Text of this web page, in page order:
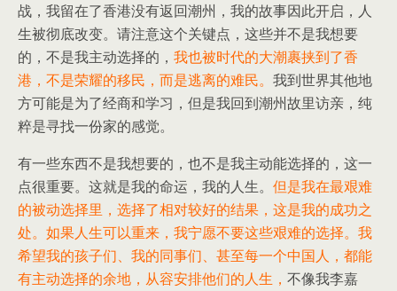
战，我留在了香港没有返回潮州，我的故事因此开启，人
生被彻底改变。请注意这个关键点，这些并不是我想要
的，不是我主动选择的， 我也被时代的大潮裹挟到了香
港，不是荣耀的移民，而是逃离的难民。 我到世界其他地
方可能是为了经商和学习，但是我回到潮州故里访亲，纯
粹是寻找一份家的感觉。
有一些东西不是我想要的，也不是我主动能选择的，这一
点很重要。这就是我的命运，我的人生。 但是我在最艰难
的被动选择里，选择了相对较好的结果，这是我的成功之
处。如果人生可以重来，我宁愿不要这些艰难的选择。我
希望我的孩子们、我的同事们、甚至每一个中国人，都能
有主动选择的余地，从容安排他们的人生， 不像我李嘉